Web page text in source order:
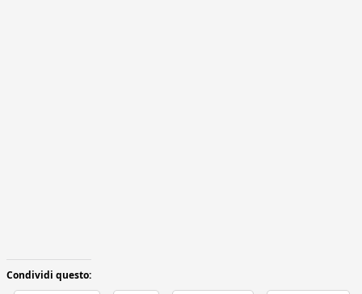
Condividi questo: